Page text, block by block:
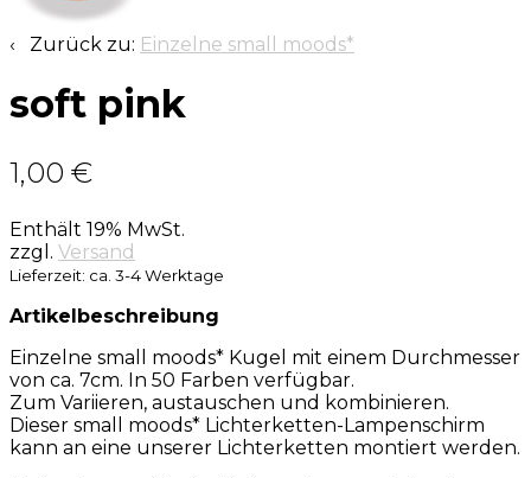
‹ Zurück zu: Einzelne small moods*
soft pink
1,00 €
Enthält 19% MwSt.
zzgl. Versand
Lieferzeit: ca. 3-4 Werktage
Artikelbeschreibung
Einzelne small moods* Kugel mit einem Durchmesser
von ca. 7cm. In 50 Farben verfügbar.
Zum Variieren, austauschen und kombinieren.
Dieser small moods* Lichterketten-Lampenschirm
kann an eine unserer Lichterketten montiert werden.